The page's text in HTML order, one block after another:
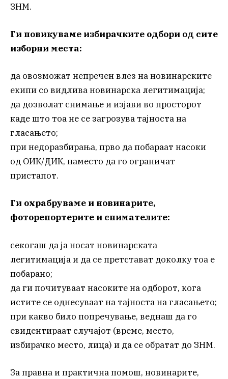
ЗНМ.
Ги повикуваме избирачките одбори од сите
изборни места:
да овозможат непречен влез на новинарските
екипи со видлива новинарска легитимација;
да дозволат снимање и изјави во просторот
каде што тоа не се загрозува тајноста на
гласањето;
при недоразбирања, прво да побараат насоки
од ОИК/ДИК, наместо да го ограничат
пристапот.
Ги охрабруваме и новинарите,
фоторепортерите и снимателите:
секогаш да ја носат новинарската
легитимација и да се претстават доколку тоа е
побарано;
да ги почитуваат насоките на одборот, кога
истите се однесуваат на тајноста на гласањето;
при какво било попречување, веднаш да го
евидентираат случајот (време, место,
избирачко место, лица) и да се обратат до ЗНМ.
За правна и практична помош, новинарите,